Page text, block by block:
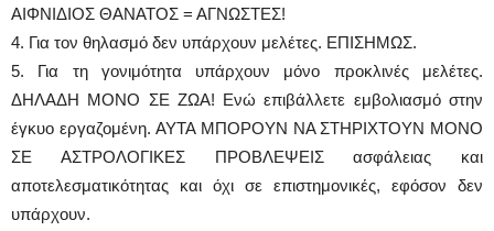
ΑΙΦΝΙΔΙΟΣ ΘΑΝΑΤΟΣ = ΑΓΝΩΣΤΕΣ!
4. Για τον θηλασμό δεν υπάρχουν μελέτες. ΕΠΙΣΗΜΩΣ.
5. Για τη γονιμότητα υπάρχουν μόνο προκλινές μελέτες.
ΔΗΛΑΔΗ ΜΟΝΟ ΣΕ ΖΩΑ! Ενώ επιβάλλετε εμβολιασμό στην
έγκυο εργαζομένη. AYTA MΠΟΡΟΥΝ ΝΑ ΣΤΗΡΙΧΤΟΥΝ ΜΟΝΟ
ΣΕ ΑΣΤΡΟΛΟΓΙΚΕΣ ΠΡΟΒΛΕΨΕΙΣ ασφάλειας και
αποτελεσματικότητας και όχι σε επιστημονικές, εφόσον δεν
υπάρχουν.